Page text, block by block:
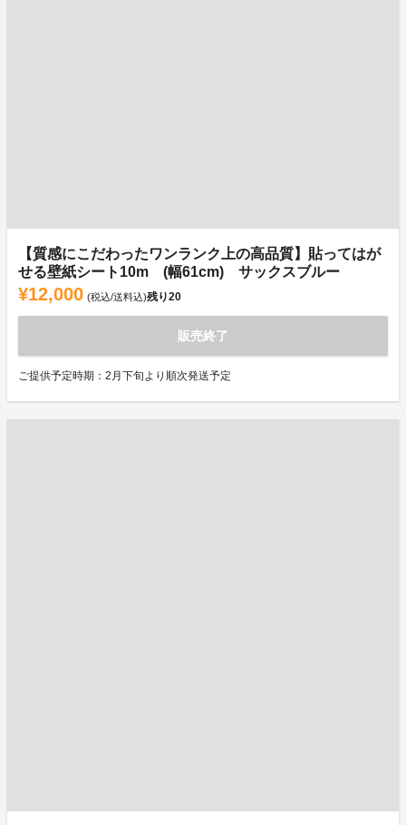
【質感にこだわったワンランク上の高品質】貼ってはが
せる壁紙シート10m (幅61cm) サックスブルー
¥12,000 (税込/送料込)残り20
販売終了
ご提供予定時期：2月下旬より順次発送予定